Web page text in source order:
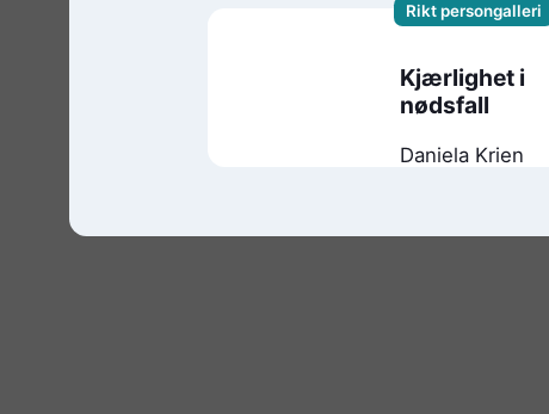
Rikt persongalleri
Kjærlighet i
nødsfall
Daniela Krien